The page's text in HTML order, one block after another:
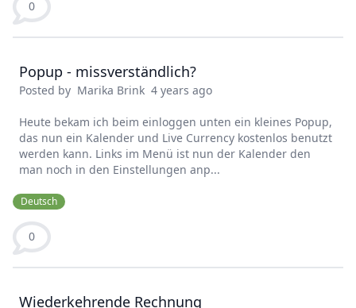
0
Popup - missverständlich?
Posted by Marika Brink 4 years ago
Heute bekam ich beim einloggen unten ein kleines Popup,
das nun ein Kalender und Live Currency kostenlos benutzt
werden kann. Links im Menü ist nun der Kalender den
man noch in den Einstellungen anp...
Deutsch
0
Wiederkehrende Rechnung